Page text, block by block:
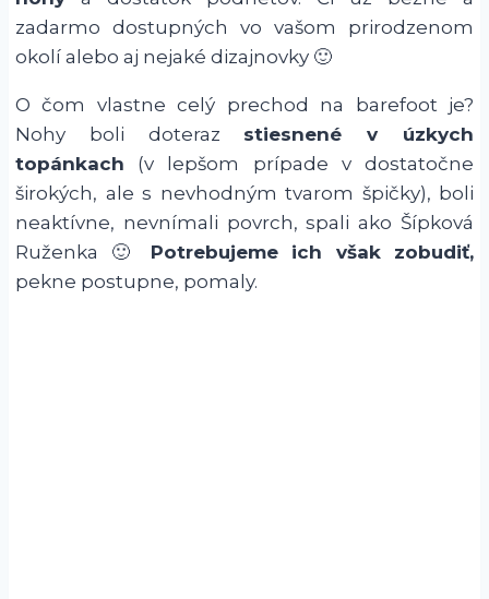
zadarmo dostupných vo vašom prirodzenom
okolí alebo aj nejaké dizajnovky 🙂
O čom vlastne celý prechod na barefoot je?
Nohy boli doteraz stiesnené v úzkych
topánkach (v lepšom prípade v dostatočne
širokých, ale s nevhodným tvarom špičky), boli
neaktívne, nevnímali povrch, spali ako Šípková
Ruženka 🙂 Potrebujeme ich však zobudiť,
pekne postupne, pomaly.